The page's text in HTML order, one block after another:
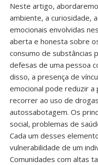
Neste artigo,
ambiente, a curiosidade,
emocionais envolvidas
aberta e honesta sobre
consumo de substâncias
defesas de uma pessoa
disso, a presença de
emocional pode reduzir a
recorrer ao uso de
autossabotagem. Os
social, problemas de
Cada um desses
vulnerabilidade de um
Comunidades com altas